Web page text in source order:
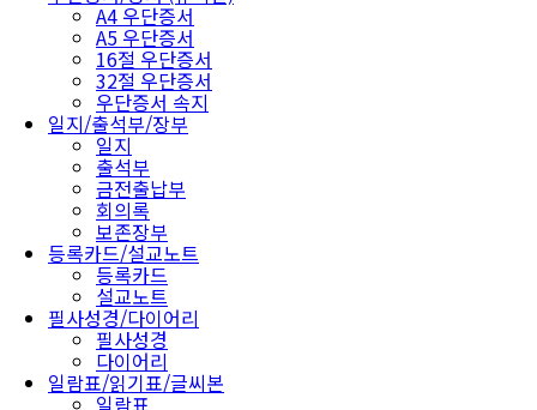
A4 우단증서
A5 우단증서
16절 우단증서
32절 우단증서
우단증서 속지
일지/출석부/장부
일지
출석부
금전출납부
회의록
보존장부
등록카드/설교노트
등록카드
설교노트
필사성경/다이어리
필사성경
다이어리
일람표/읽기표/글씨본